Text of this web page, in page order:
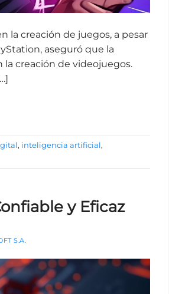
la creación de juegos, a pesar
aseguró que la
creación de videojuegos.
, inteligencia artificial,
y Eficaz
S.A.